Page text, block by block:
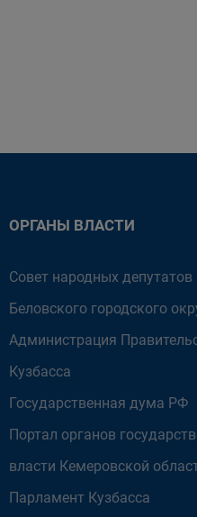
ОРГАНЫ ВЛАСТИ
Совет народных депутатов
Беловского городского
Администрация
Кузбасса
Государственная дума РФ
Портал органов
власти Кемеровской
Парламент Кузбасса